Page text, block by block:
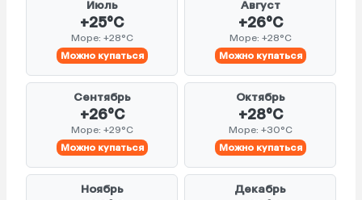
Июль
+25°C
Море: +28°C
Можно купаться
Август
+26°C
Море: +28°C
Можно купаться
Сентябрь
+26°C
Море: +29°C
Можно купаться
Октябрь
+28°C
Море: +30°C
Можно купаться
Ноябрь Декабрь